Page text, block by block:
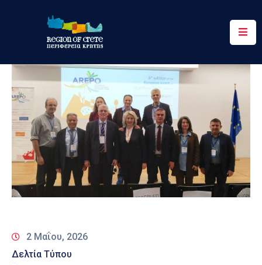
Περιφέρεια
Ενημέρωση
Έργα
&
Δράσεις
Ψηφιακές
Υπηρεσίες
Επικοινωνία
2 Μαΐου, 2026
Δελτία Τύπου